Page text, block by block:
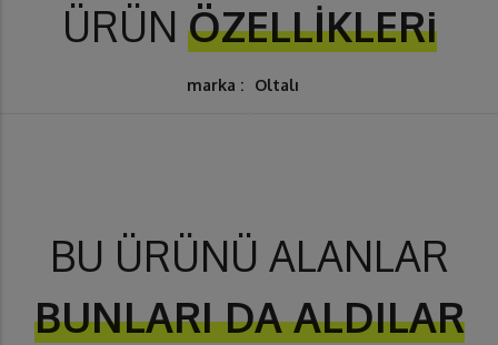
ÜRÜN ÖZELLİKLERi
marka : Oltalı
BU ÜRÜNÜ ALANLAR
BUNLARI DA ALDILAR